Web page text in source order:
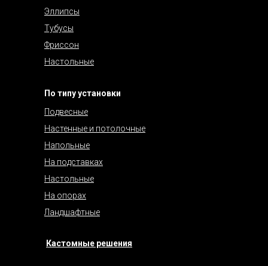
Эллипсы
Тубусы
Фриссон
Настольные
По типу установки
Подвесные
Настенные и потолочные
Напольные
На подставках
Настольные
На опорах
Ландшафтные
Кастомные решения